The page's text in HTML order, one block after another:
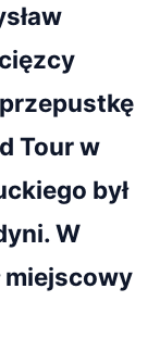
Tour w
był
W
miejscowy